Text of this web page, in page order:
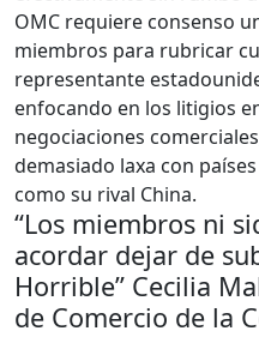
OMC requiere consenso
miembros para rubricar
representante
enfocando en los litigios
negociaciones
demasiado laxa con
como su rival China.
“Los miembros ni
acordar dejar de
Horrible” Cecilia
de Comercio de la